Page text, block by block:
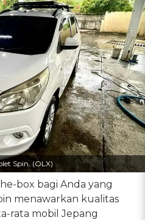
Spin. (OLX)
box bagi Anda yang
menawarkan kualitas
rata mobil Jepang